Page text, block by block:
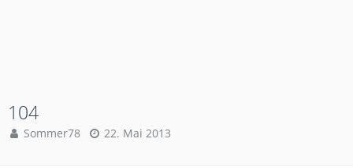
104
Sommer78 22. Mai 2013